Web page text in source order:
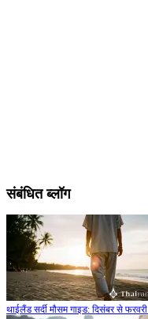
संबंधित ब्लॉग
थाईलैंड सर्दी मौसम गाइड: दिसंबर से